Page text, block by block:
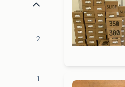
2
1